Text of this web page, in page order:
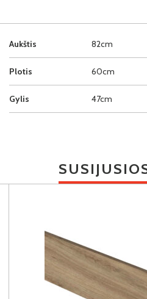
Aukštis 82cm
Plotis 60cm
Gylis 47cm